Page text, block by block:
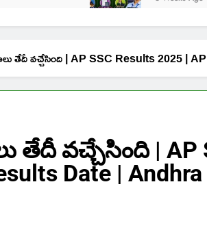
తేదీ వచ్చేసింది | AP SSC Results 2025
తేదీ వచ్చేసింది | AP
Date | Andhra